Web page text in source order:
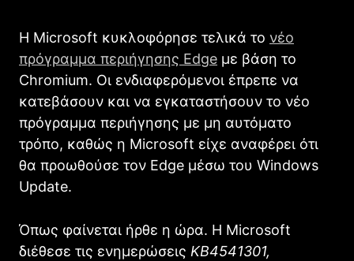
Η Microsoft κυκλοφόρησε τελικά το νέο
πρόγραμμα περιήγησης Edge με βάση το
Chromium. Οι ενδιαφερόμενοι έπρεπε να
κατεβάσουν και να εγκαταστήσουν το νέο
πρόγραμμα περιήγησης με μη αυτόματο
τρόπο, καθώς η Microsoft είχε αναφέρει ότι
θα προωθούσε τον Edge μέσω του Windows
Update.
Όπως φαίνεται ήρθε η ώρα. Η Microsoft
διέθεσε τις ενημερώσεις KB4541301,